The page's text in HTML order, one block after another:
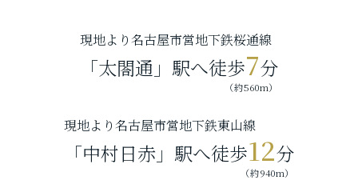
現地より名古屋市営地下鉄桜通線
「太閤通」駅へ徒歩7分
（約560m）
現地より名古屋市営地下鉄東山線
「中村日赤」駅へ徒歩12分
（約940m）